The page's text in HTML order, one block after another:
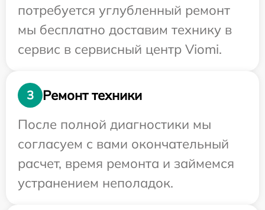
потребуется углубленный ремонт
мы бесплатно доставим технику в
сервис в сервисный центр Viomi.
3
Ремонт техники
После полной диагностики мы
согласуем с вами окончательный
расчет, время ремонта и займемся
устранением неполадок.